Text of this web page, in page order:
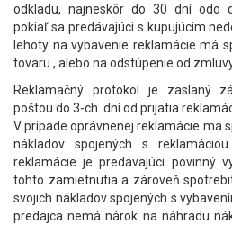
odkladu, najneskôr do 30 dní odo
pokiaľ sa predávajúci s kupujúcim
lehoty na vybavenie reklamácie má
tovaru , alebo na odstúpenie od
Reklamačný protokol je zaslaný
poštou do 3-ch dní od prijatia
V prípade oprávnenej reklamácie má
nákladov spojených s
reklamácie je predávajúci povinný
tohto zamietnutia a zároveň
svojich nákladov spojených s
predajca nemá nárok na náhradu